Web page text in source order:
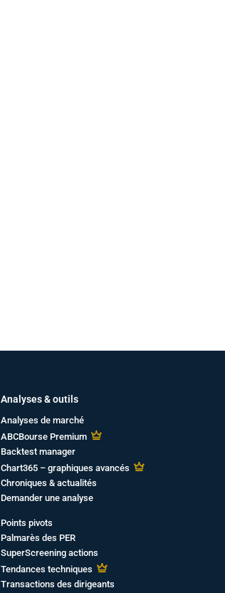
Analyses & outils
Analyses de marché
ABCBourse Premium
Backtest manager
Chart365 – graphiques avancés
Chroniques & actualités
Demander une analyse
Points pivots
Palmarès des PER
SuperScreening actions
Tendances techniques
Transactions des dirigeants